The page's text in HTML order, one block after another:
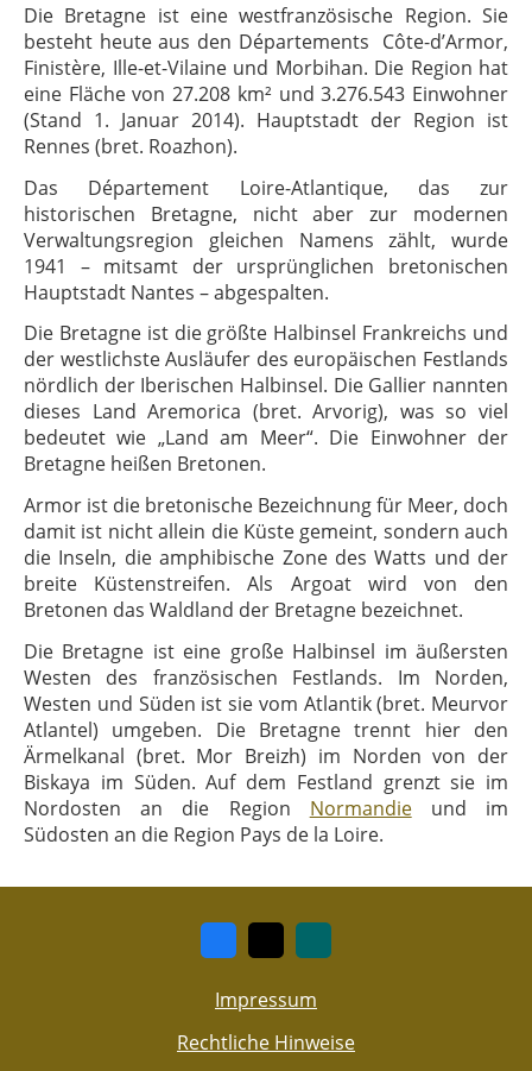
Die Bretagne ist eine westfranzösische Region. Sie
besteht heute aus den Départements Côte-d’Armor,
Finistère, Ille-et-Vilaine und Morbihan. Die Region hat
eine Fläche von 27.208 km² und 3.276.543 Einwohner
(Stand 1. Januar 2014). Hauptstadt der Region ist
Rennes (bret. Roazhon).
Das Département Loire-Atlantique, das zur
historischen Bretagne, nicht aber zur modernen
Verwaltungsregion gleichen Namens zählt, wurde
1941 – mitsamt der ursprünglichen bretonischen
Hauptstadt Nantes – abgespalten.
Die Bretagne ist die größte Halbinsel Frankreichs und
der westlichste Ausläufer des europäischen Festlands
nördlich der Iberischen Halbinsel. Die Gallier nannten
dieses Land Aremorica (bret. Arvorig), was so viel
bedeutet wie „Land am Meer“. Die Einwohner der
Bretagne heißen Bretonen.
Armor ist die bretonische Bezeichnung für Meer, doch
damit ist nicht allein die Küste gemeint, sondern auch
die Inseln, die amphibische Zone des Watts und der
breite Küstenstreifen. Als Argoat wird von den
Bretonen das Waldland der Bretagne bezeichnet.
Die Bretagne ist eine große Halbinsel im äußersten
Westen des französischen Festlands. Im Norden,
Westen und Süden ist sie vom Atlantik (bret. Meurvor
Atlantel) umgeben. Die Bretagne trennt hier den
Ärmelkanal (bret. Mor Breizh) im Norden von der
Biskaya im Süden. Auf dem Festland grenzt sie im
Nordosten an die Region Normandieund im
Südosten an die Region Pays de la Loire.
Impressum
Rechtliche Hinweise